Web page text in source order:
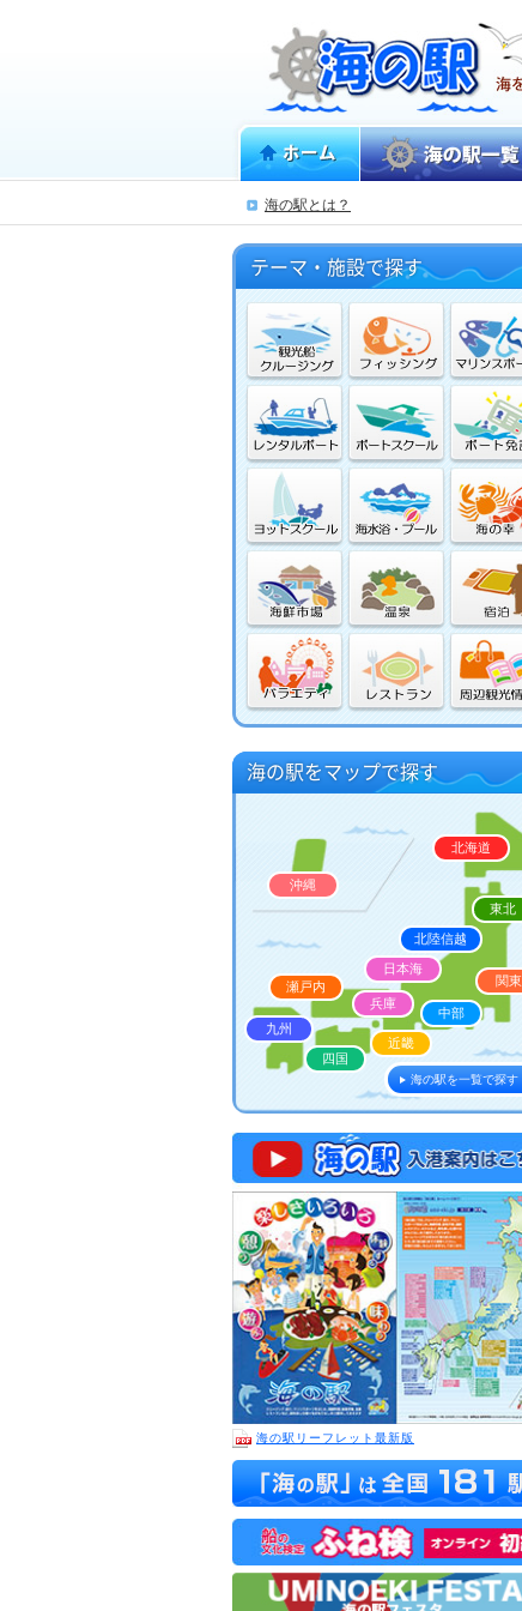
海の駅一覧
海の駅とは？
テーマ・施設で探す
海の駅をマップで探す
沖縄
北海道
北陸信越
日本海
兵庫
東北
瀬戸内
九州
四国
近畿
関東
中部
海の駅を一覧で探す
海の駅リーフレット最新版